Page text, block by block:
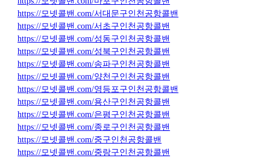
https://모넷콜밴.com/서대문구인천공항콜밴
https://모넷콜밴.com/서초구인천공항콜밴
https://모넷콜밴.com/성동구인천공항콜밴
https://모넷콜밴.com/성북구인천공항콜밴
https://모넷콜밴.com/송파구인천공항콜밴
https://모넷콜밴.com/양천구인천공항콜밴
https://모넷콜밴.com/영등포구인천공항콜밴
https://모넷콜밴.com/용산구인천공항콜밴
https://모넷콜밴.com/은평구인천공항콜밴
https://모넷콜밴.com/종로구인천공항콜밴
https://모넷콜밴.com/중구인천공항콜밴
https://모넷콜밴.com/중랑구인천공항콜밴